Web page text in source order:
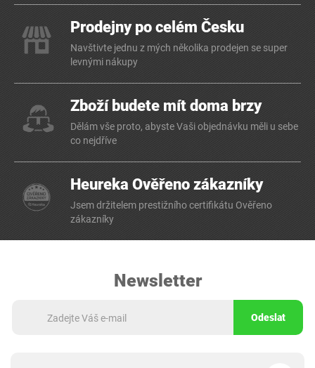
Prodejny po celém Česku
Navštivte jednu z mých několika prodejen se super
levnými nákupy
Zboží budete mít doma brzy
Dělám vše proto, abyste Vaši objednávku měli u sebe
co nejdříve
Heureka Ověřeno zákazníky
Jsem držitelem prestižního certifikátu Ověřeno
zákazníky
Newsletter
Odeslat